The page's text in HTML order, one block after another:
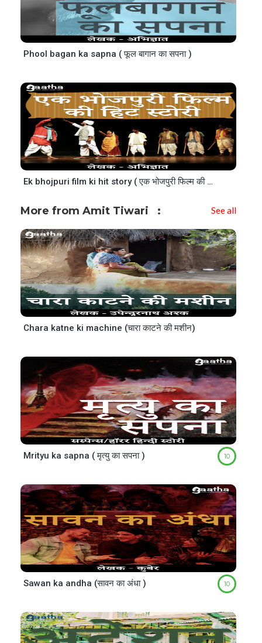
Phool bagan ka sapna ( फूल बागान का सपना )
Ek bhojpuri film ki hit story ( एक भोजपुरी फिल्म की हिट स्टोरी )
More from Amit Tiwari See all
Chara katne ki machine (चारा काटने की मशीन)
Mrityu ka sapna ( मृत्यु का सपना ) 10
Sawan ka andha (सावन का अंधा ) 10